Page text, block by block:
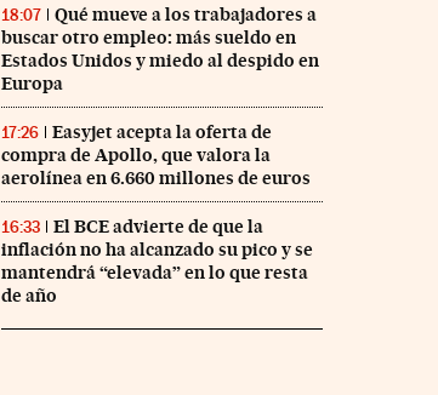
18:07
Qué mueve a los trabajadores a
buscar otro empleo: más sueldo en
Estados Unidos y miedo al despido en
Europa
17:26
Easyjet acepta la oferta de
compra de Apollo, que valora la
aerolínea en 6.660 millones de euros
16:33
El BCE advierte de que la
inflación no ha alcanzado su pico y se
mantendrá “elevada” en lo que resta
de año